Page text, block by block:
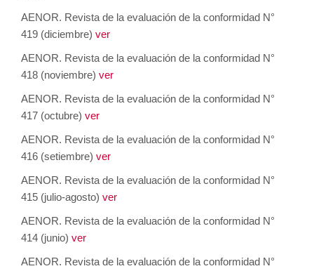
AENOR. Revista de la evaluación de la conformidad N°
419 (diciembre) ver
AENOR. Revista de la evaluación de la conformidad N°
418 (noviembre) ver
AENOR. Revista de la evaluación de la conformidad N°
417 (octubre) ver
AENOR. Revista de la evaluación de la conformidad N°
416 (setiembre) ver
AENOR. Revista de la evaluación de la conformidad N°
415 (julio-agosto) ver
AENOR. Revista de la evaluación de la conformidad N°
414 (junio) ver
AENOR. Revista de la evaluación de la conformidad N°